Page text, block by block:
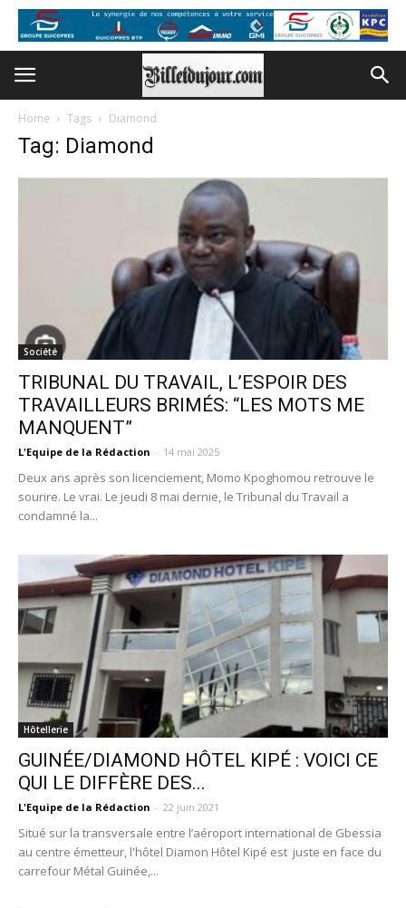
Home Tags Diamond
Tag: Diamond
Société
TRIBUNAL DU TRAVAIL, L’ESPOIR DES
TRAVAILLEURS BRIMÉS: “LES MOTS ME
MANQUENT”
L'Equipe de la Rédaction - 14 mai 2025
Deux ans après son licenciement, Momo Kpoghomou retrouve le
sourire. Le vrai. Le jeudi 8 mai dernie, le Tribunal du Travail a
condamné la...
Hôtellerie
GUINÉE/DIAMOND HÔTEL KIPÉ : VOICI CE
QUI LE DIFFÈRE DES...
L'Equipe de la Rédaction - 22 juin 2021
Situé sur la transversale entre l’aéroport international de Gbessia
au centre émetteur, l'hôtel Diamon Hôtel Kipé est juste en face du
carrefour Métal Guinée,...